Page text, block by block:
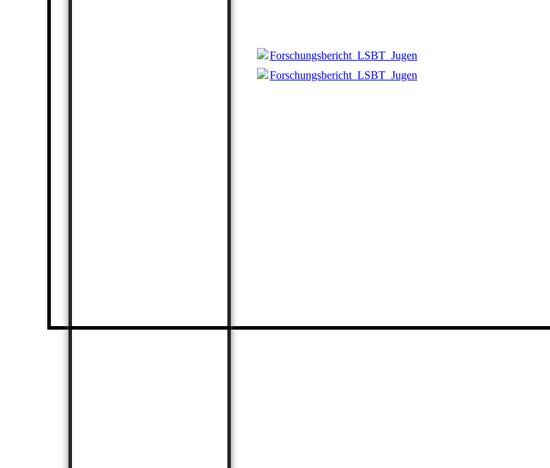
Forschungsbericht_LSBT_Jugendliche_2020_17x24_WEB.pdf
Forschungsbericht_LSBT_Jugendliche_2020_17x24_WEB.pdf